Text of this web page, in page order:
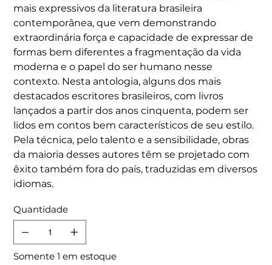
mais expressivos da literatura brasileira
contemporânea, que vem demonstrando
extraordinária força e capacidade de expressar de
formas bem diferentes a fragmentação da vida
moderna e o papel do ser humano nesse
contexto. Nesta antologia, alguns dos mais
destacados escritores brasileiros, com livros
lançados a partir dos anos cinquenta, podem ser
lidos em contos bem característicos de seu estilo.
Pela técnica, pelo talento e a sensibilidade, obras
da maioria desses autores têm se projetado com
êxito também fora do país, traduzidas em diversos
idiomas.
Quantidade
Somente 1 em estoque